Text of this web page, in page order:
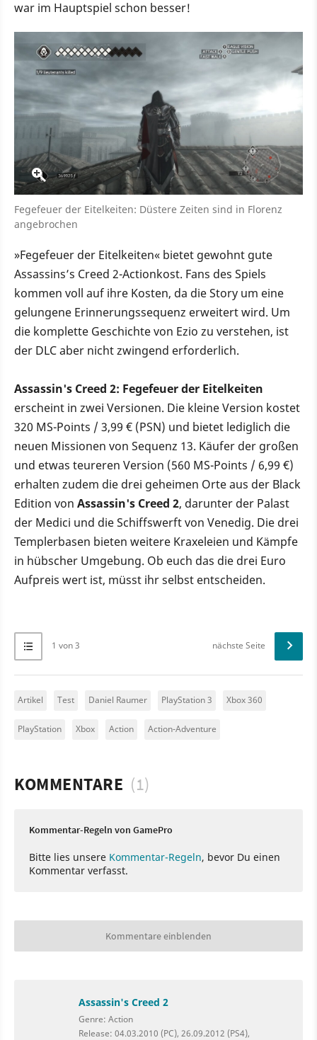
war im Hauptspiel schon besser!
Fegefeuer der Eitelkeiten: Düstere Zeiten sind in Florenz
angebrochen
»Fegefeuer der Eitelkeiten« bietet gewohnt gute
Assassins’s Creed 2-Actionkost. Fans des Spiels
kommen voll auf ihre Kosten, da die Story um eine
gelungene Erinnerungssequenz erweitert wird. Um
die komplette Geschichte von Ezio zu verstehen, ist
der DLC aber nicht zwingend erforderlich.
Assassin's Creed 2: Fegefeuer der Eitelkeiten
erscheint in zwei Versionen. Die kleine Version kostet
320 MS-Points / 3,99 € (PSN) und bietet lediglich die
neuen Missionen von Sequenz 13. Käufer der großen
und etwas teureren Version (560 MS-Points / 6,99 €)
erhalten zudem die drei geheimen Orte aus der Black
Edition von Assassin's Creed 2, darunter der Palast
der Medici und die Schiffswerft von Venedig. Die drei
Templerbasen bieten weitere Kraxeleien und Kämpfe
in hübscher Umgebung. Ob euch das die drei Euro
Aufpreis wert ist, müsst ihr selbst entscheiden.
1 von 3 nächste Seite
Artikel Test Daniel Raumer PlayStation 3 Xbox 360
PlayStation Xbox Action Action-Adventure
KOMMENTARE (1)
Kommentar-Regeln von GamePro
Bitte lies unsere Kommentar-Regeln, bevor Du einen
Kommentar verfasst.
Kommentare einblenden
Assassin's Creed 2
Genre: Action
Release: 04.03.2010 (PC), 26.09.2012 (PS4),